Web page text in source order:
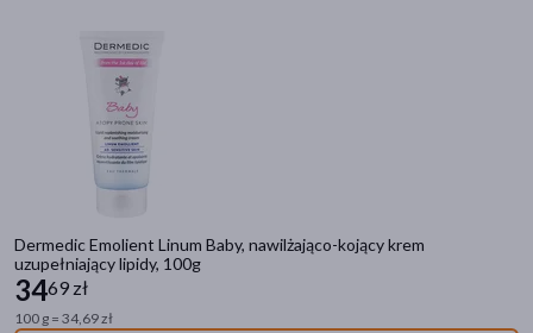
Dermedic Emolient Linum Baby, nawilżająco-kojący krem
uzupełniający lipidy, 100g
3469 zł
100 g = 34,69 zł